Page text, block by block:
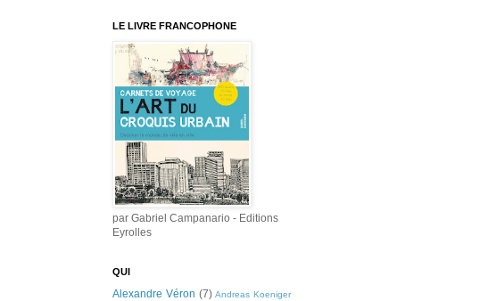
LE LIVRE FRANCOPHONE
par Gabriel Campanario - Editions
Eyrolles
QUI
Alexandre Véron (7) Andreas Koeniger